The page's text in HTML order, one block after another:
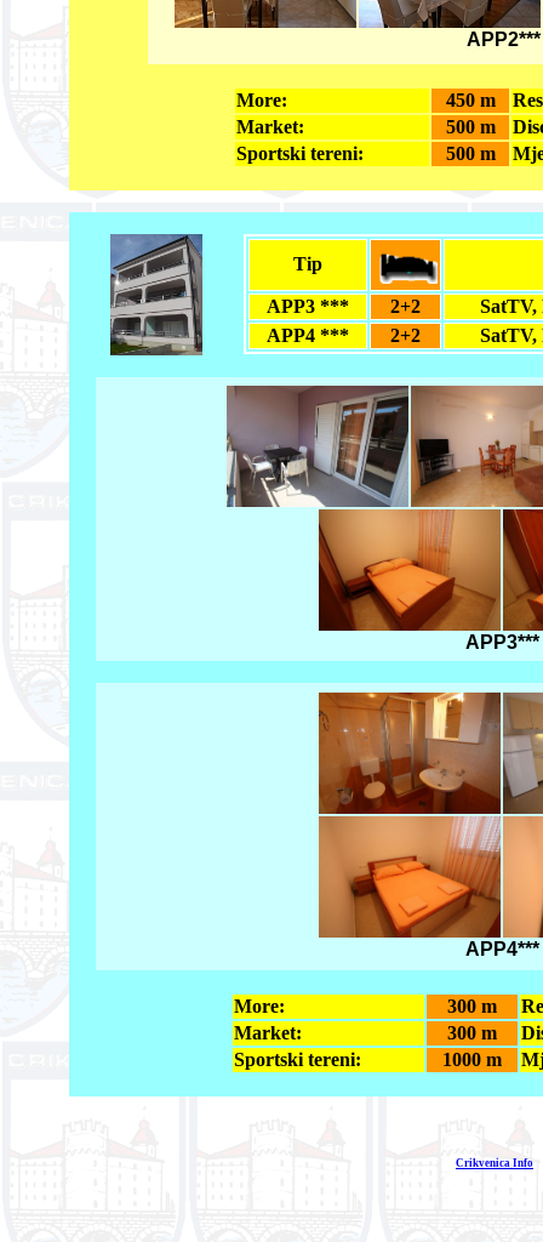
More: 450 m
Market:
500 m
Sportski tereni:
500 m
Tip
APP3 *** 2+2
APP4 ***
2+2
More: 300 m
Market:
300 m
Sportski tereni:
1000 m
Crikvenica Info